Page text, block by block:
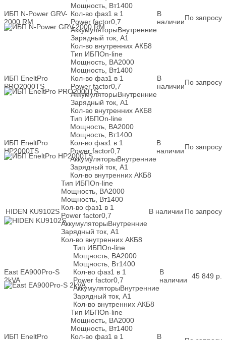
ИБП N-Power GRV-
2000 RM
Мощность, Вт1400
Кол-во фаз1 в 1
Power factor0,7
АккумуляторыВнутренние
Зарядный ток, А1
Кол-во внутренних АКБ8
В
наличииПо запросу
ИБП EneltPro
PRO2000TS
Тип ИБПOn-line
Мощность, ВА2000
Мощность, Вт1400
Кол-во фаз1 в 1
Power factor0,7
АккумуляторыВнутренние
Зарядный ток, А1
Кол-во внутренних АКБ8
В
наличииПо запросу
ИБП EneltPro
HP2000TS
Тип ИБПOn-line
Мощность, ВА2000
Мощность, Вт1400
Кол-во фаз1 в 1
Power factor0,7
АккумуляторыВнутренние
Зарядный ток, А1
Кол-во внутренних АКБ8
В
наличииПо запросу
HIDEN KU9102S
Тип ИБПOn-line
Мощность, ВА2000
Мощность, Вт1400
Кол-во фаз1 в 1
Power factor0,7
АккумуляторыВнутренние
Зарядный ток, А1
Кол-во внутренних АКБ8
В наличии По запросу
East EA900Pro-S
2kVA
Тип ИБПOn-line
Мощность, ВА2000
Мощность, Вт1400
Кол-во фаз1 в 1
Power factor0,7
АккумуляторыВнутренние
Зарядный ток, А1
Кол-во внутренних АКБ8
В
наличии
45 849 р.
ИБП EneltPro
Тип ИБПOn-line
Мощность, ВА2000
Мощность, Вт1400
Кол-во фаз1 в 1
В